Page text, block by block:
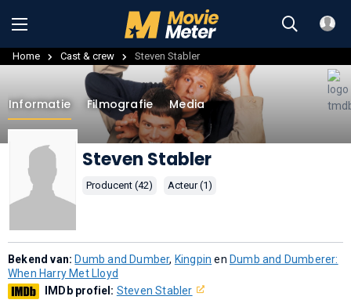
Home Cast & crew Steven Stabler
Informatie Filmografie Media
Steven Stabler
Producent (42) Acteur (1)
Bekend van: Dumb and Dumber, Kingpin en Dumb and Dumberer:
When Harry Met Lloyd
IMDb profiel: Steven Stabler